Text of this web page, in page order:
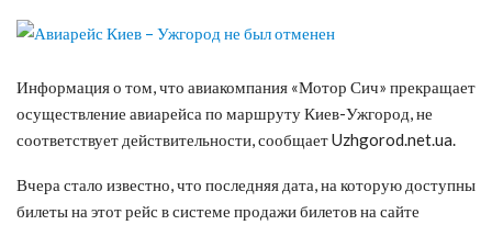
Информация о том, что авиакомпания «Мотор Сич» прекращает
осуществление авиарейса по маршруту Киев-Ужгород, не
соответствует действительности, сообщает Uzhgorod.net.ua.
Вчера стало известно, что последняя дата, на которую доступны
билеты на этот рейс в системе продажи билетов на сайте